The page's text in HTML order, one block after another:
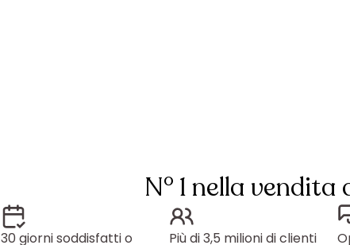
N° 1 nella
30 giorni soddisfatti o
Più di 3,5 milioni di clienti